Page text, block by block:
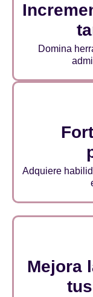
Domina
Adquiere
Mejora